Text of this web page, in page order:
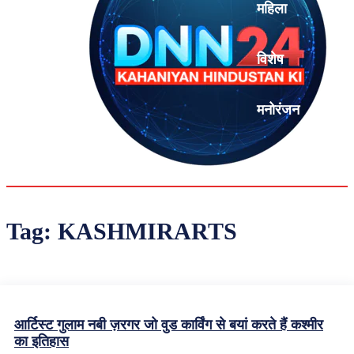
महिला
विशेष
मनोरंजन
Tag: KASHMIRARTS
आर्टिस्ट गुलाम नबी ज़रगर जो वुड कार्विंग से बयां करते हैं कश्मीर
का इतिहास